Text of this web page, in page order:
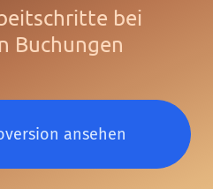
bei
Buchungen
ansehen